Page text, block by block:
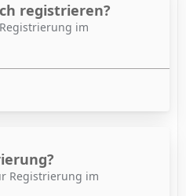
registrieren?
im
Registrierung im